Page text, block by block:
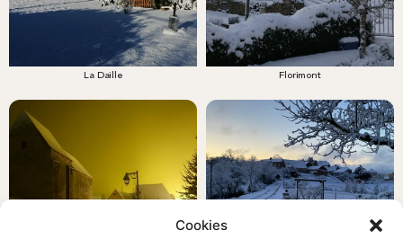
Cookies
La Daille Florimont